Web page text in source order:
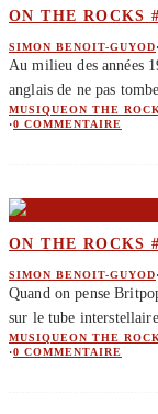
ON THE ROCKS
SIMON BENOIT-GUYOD·
Au milieu des années
anglais de ne pas
MUSIQUEON THE
·0 COMMENTAIRE
ON THE ROCKS
SIMON BENOIT-GUYOD·
Quand on pense
sur le tube
MUSIQUEON THE
·0 COMMENTAIRE